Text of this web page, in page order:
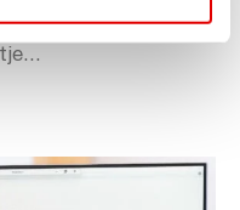
bij ViaLuxury Hotels